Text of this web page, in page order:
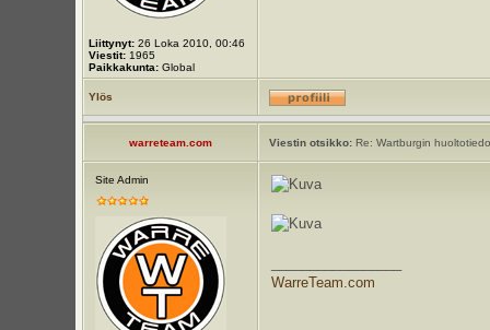
Liittynyt:26 Loka 2010, 00:46
Viestit:1965
Paikkakunta:Global
Ylös
warreteam.com Viestin otsikko:Re: Wartburgin
Site Admin
WarreTeam.com